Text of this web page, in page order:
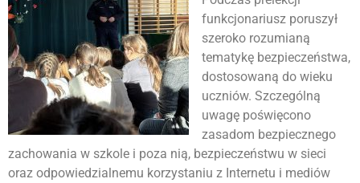
funkcjonariusz poruszył
szeroko rozumianą
tematykę bezpieczeństwa,
dostosowaną do wieku
uczniów. Szczególną
uwagę poświęcono
zasadom bezpiecznego
zachowania w szkole i poza nią, bezpieczeństwu w sieci
oraz odpowiedzialnemu korzystaniu z Internetu i mediów